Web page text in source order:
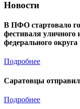
Новости
В ПФО стартовало
фестиваля уличного
федерального
Подробнее
Саратовцы
Подробнее